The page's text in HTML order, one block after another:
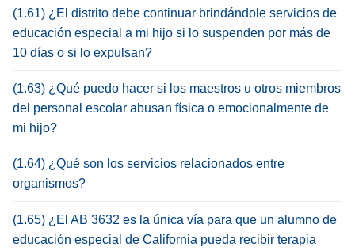
(1.61) ¿El distrito debe continuar brindándole servicios de
educación especial a mi hijo si lo suspenden por más de
10 días o si lo expulsan?
(1.63) ¿Qué puedo hacer si los maestros u otros miembros
del personal escolar abusan física o emocionalmente de
mi hijo?
(1.64) ¿Qué son los servicios relacionados entre
organismos?
(1.65) ¿El AB 3632 es la única vía para que un alumno de
educación especial de California pueda recibir terapia